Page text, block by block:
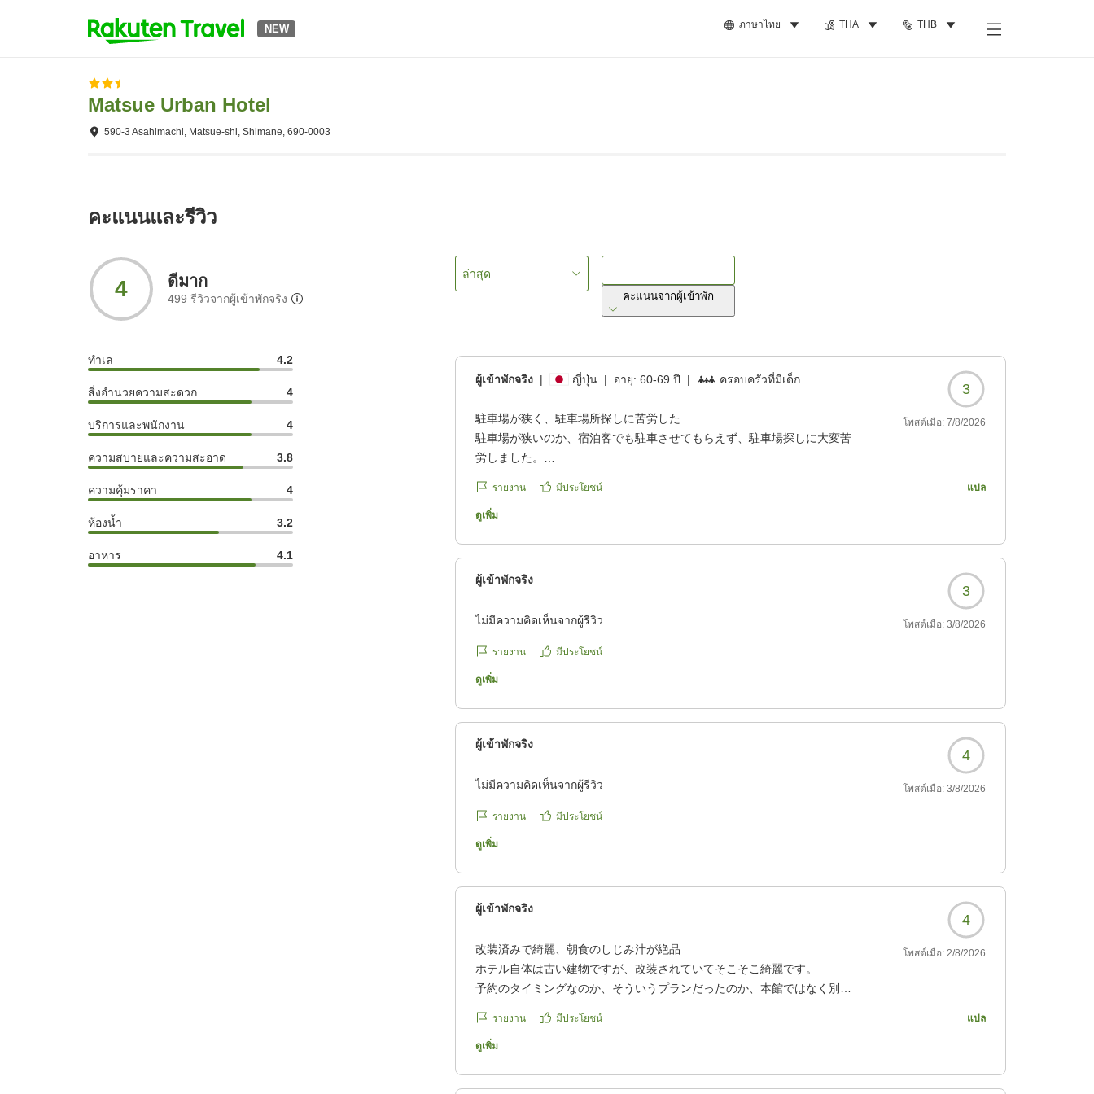
NEW ภาษาไทย THA THB
Matsue Urban Hotel
590-3 Asahimachi, Matsue-shi, Shimane, 690-0003
คะแนนและรีวิว
4 ดีมาก
499 รีวิวจากผู้เข้าพักจริง
ทำเล 4.2
สิ่งอำนวยความสะดวก 4
บริการและพนักงาน 4
ความสบายและความสะอาด 3.8
ความคุ้มราคา 4
ห้องน้ำ 3.2
อาหาร 4.1
ล่าสุด
คะแนนจากผู้เข้าพัก
ผู้เข้าพักจริง | ญี่ปุ่น | อายุ:60-69 ปี | ครอบครัวที่มีเด็ก
3
駐車場が狭く、駐車場所探しに苦労した
駐車場が狭いのか、宿泊客でも駐車させてもらえず、駐車場探しに大変苦
労しました。
https://review.travel.rakuten.co.jp/hotel/voice/5694?
reviewId=33123478524178
โพสต์เมื่อ: 7/8/2026
รายงาน มีประโยชน์ แปล
ดูเพิ่ม
ผู้เข้าพักจริง
3
ไม่มีความคิดเห็นจากผู้รีวิว โพสต์เมื่อ: 3/8/2026
รายงาน มีประโยชน์
ดูเพิ่ม
ผู้เข้าพักจริง
4
ไม่มีความคิดเห็นจากผู้รีวิว โพสต์เมื่อ: 3/8/2026
รายงาน มีประโยชน์
ดูเพิ่ม
ผู้เข้าพักจริง
4
改装済みで綺麗、朝食のしじみ汁が絶品
ホテル自体は古い建物ですが、改装されていてそこそこ綺麗です。
予約のタイミングなのか、そういうプランだったのか、本館ではなく別館
フロント前でもらえるアメニティは豊富で便利。
朝食も美味しくて、とくに地元特産のしじみ汁が二日酔いにの胃に沁みま
クチコミの詳細はこちらから
โพสต์เมื่อ: 2/8/2026
รายงาน มีประโยชน์ แปล
ดูเพิ่ม